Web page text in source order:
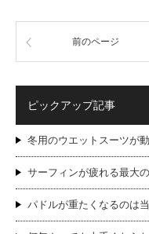
前のページ
ピックアップ記事
冬用のウエットスーツが
サーフィンが疲れる最大
パドルが重たくなるのは